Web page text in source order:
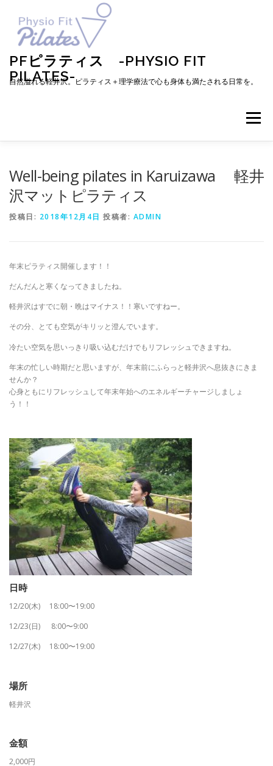
PFピラティス -PHYSIO FIT
PILATES-
自然溢れる軽井沢。ピラティス＋理学療法で心も身体も満たされる日常を。
メニュー
Well-being pilates in Karuizawa 軽井
沢マットピラティス
投稿日: 2018年12月4日 投稿者: ADMIN
年末ピラティス開催します！！
だんだんと寒くなってきましたね。
軽井沢はすでに朝・晩はマイナス！！寒いですねー。
その分、とても空気がキリッと澄んでいます。
冷たい空気を思いっきり吸い込むだけでもリフレッシュできますね。
年末の忙しい時期だと思いますが、年末前にふらっと軽井沢へ息抜きにきま
せんか？
心身ともにリフレッシュして年末年始へのエネルギーチャージしましょ
う！！
日時
12/20(木) 18:00〜19:00
12/23(日) 8:00〜9:00
12/27(木) 18:00〜19:00
場所
軽井沢
金額
2,000円